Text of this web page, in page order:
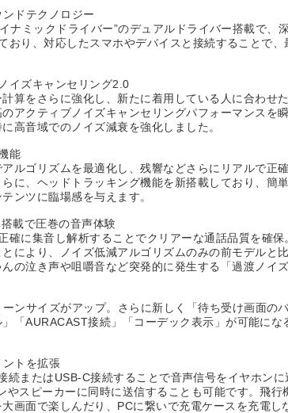
ドテクノロジー
ナミックドライバー”のデュアルドライバー搭載で
おり、対応したスマホやデバイスと接続することで
イズキャンセリング2.0
算をさらに強化し、新たに着用している人に合わ
アクティブノイズキャンセリングパフォーマンスを
高音域でのノイズ減衰を強化しました。
能
ルゴリズムを最適化し、残響などさらにリアルで
に、ヘッドトラッキング機能を新搭載しており、
ンツに臨場感を与えます。
載で圧巻の音声体験
に集音し解析することでクリアーな通話品質を確
により、ノイズ低減アルゴリズムのみの前モデル
の泣き声や咀嚼音など突発的に発生する「過渡ノイ
ンサイズがアップ。さらに新しく「待ち受け画面の
「AURACAST接続」「コーデック表示」が可能に
トを拡張
またはUSB-C接続することで音声信号をイヤホン
やスピーカーに同時に送信することも可能です。飛
画面で楽しんだり、PCに繋いで充電ケースを充電し